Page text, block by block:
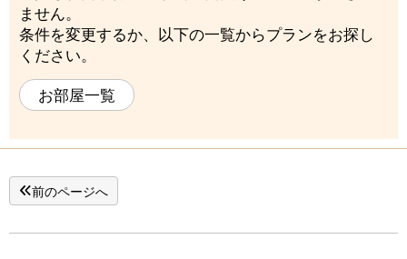
ません。
条件を変更するか、以下の一覧からプランをお探し
ください。
お部屋一覧
前のページへ